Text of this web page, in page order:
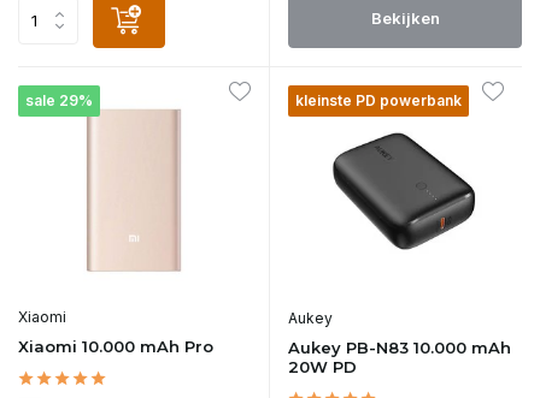
Bekijken
sale 29%
Xiaomi
Xiaomi 10.000 mAh Pro
kleinste PD powerbank
Aukey
Aukey PB-N83 10.000 mAh
20W PD